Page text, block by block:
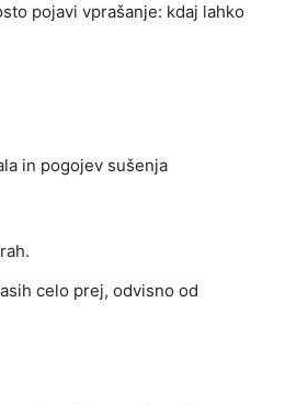
pojavi vprašanje: kdaj lahko
in pogojev sušenja
celo prej, odvisno od